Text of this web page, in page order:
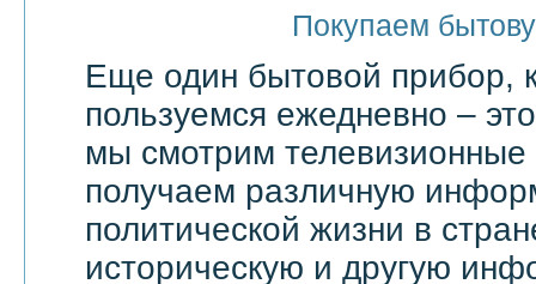
Покупаем
Еще один бытовой прибор,
пользуемся ежедневно –
мы смотрим телевизионные
получаем различную
политической жизни в
историческую и другую